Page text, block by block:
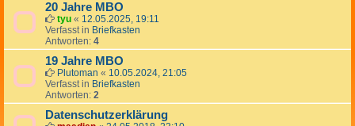
20 Jahre MBO
tyu « 12.05.2025, 19:11
Verfasst in Briefkasten
Antworten: 4
19 Jahre MBO
Plutoman « 10.05.2024, 21:05
Verfasst in Briefkasten
Antworten: 2
Datenschutzerklärung